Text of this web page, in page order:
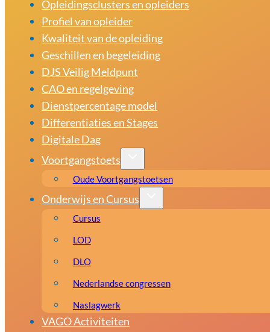
Opleidingsclusters en opleiders
Profiel van opleider
Kwaliteit van de opleiding
Geschillen en begeleiding
DJS Veilig Meldpunt
CAO en regelgeving
Dienstpercentage model
Differentiaties en Stages
Digitale Dag
Voortgangstoets
Oude Voortgangstoetsen
Onderwijs en Cursus
Cursus
LOD
DLO
Nederlandse congressen
Naslagwerk
VAGO Activiteiten